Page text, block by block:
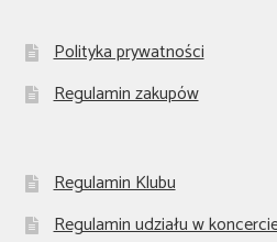
Polityka prywatności
Regulamin zakupów
Regulamin Klubu
Regulamin udziału w